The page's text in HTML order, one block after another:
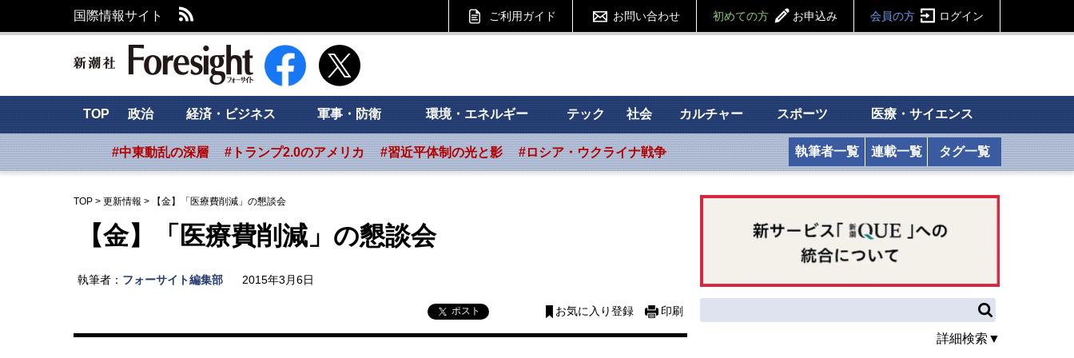
国際情報サイト ご利用ガイド お問い合わせ 初めての方 お申込み 会員の方 ログイン
新潮社 Foresight フォーサイト
TOP 政治 経済・ビジネス 軍事・防衛 環境・エネルギー テック 社会 カルチャー スポーツ 医療・サイエンス
#中東動乱の深層 #トランプ2.0のアメリカ #習近平体制の光と影 #ロシア・ウクライナ戦争 執筆者一覧 連載一覧 タグ一覧
TOP > 更新情報 > 【金】「医療費削減」の懇談会
【金】「医療費削減」の懇談会
執筆者： フォーサイト編集部 2015年3月6日
ポスト お気に入り登録 印刷
詳細検索▼